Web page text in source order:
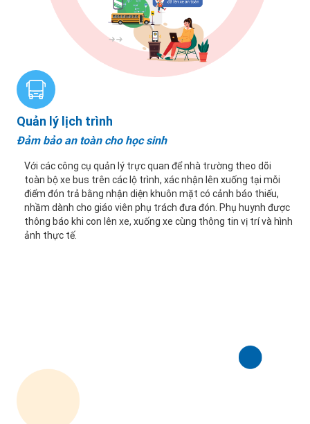
Quản lý lịch trình
Đảm bảo an toàn cho học sinh
Với các công cụ quản lý trực quan để nhà trường theo dõi
toàn bộ xe bus trên các lộ trình, xác nhận lên xuống tại mỗi
điểm đón trả bằng nhận diện khuôn mặt có cảnh báo thiếu,
nhầm dành cho giáo viên phụ trách đưa đón. Phụ huynh được
thông báo khi con lên xe, xuống xe cùng thông tin vị trí và hình
ảnh thực tế.